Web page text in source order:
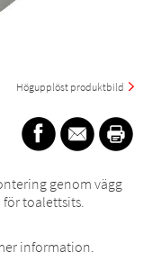
Högupplöst produktbild
genom vägg
för toalettsits.
information.